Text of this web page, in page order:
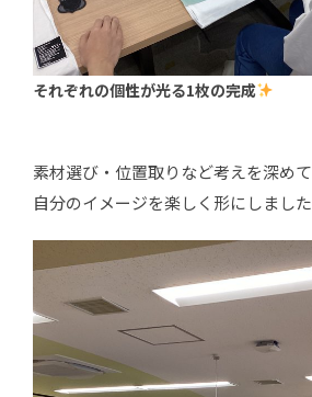
それぞれの個性が光る1枚の完成
素材選び・位置取りなど考えを深めて
自分のイメージを楽しく形にしました